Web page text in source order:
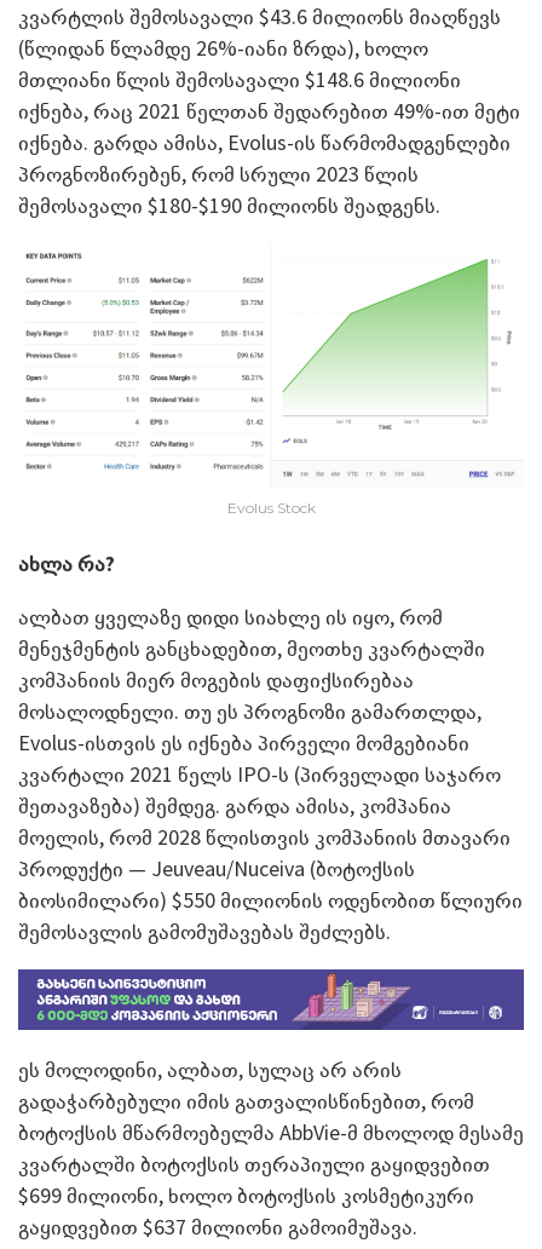
კვარტლის შემოსავალი $43.6 მილიონს მიაღწევს
(წლიდან წლამდე 26%-იანი ზრდა), ხოლო
მთლიანი წლის შემოსავალი $148.6 მილიონი
იქნება, რაც 2021 წელთან შედარებით 49%-ით მეტი
იქნება. გარდა ამისა, Evolus-ის წარმომადგენლები
პროგნოზირებენ, რომ სრული 2023 წლის
შემოსავალი $180-$190 მილიონს შეადგენს.
Evolus Stock
ახლა რა?
ალბათ ყველაზე დიდი სიახლე ის იყო, რომ
მენეჯმენტის განცხადებით, მეოთხე კვარტალში
კომპანიის მიერ მოგების დაფიქსირებაა
მოსალოდნელი. თუ ეს პროგნოზი გამართლდა,
Evolus-ისთვის ეს იქნება პირველი მომგებიანი
კვარტალი 2021 წელს IPO-ს (პირველადი საჯარო
შეთავაზება) შემდეგ. გარდა ამისა, კომპანია
მოელის, რომ 2028 წლისთვის კომპანიის მთავარი
პროდუქტი — Jeuveau/Nuceiva (ბოტოქსის
ბიოსიმილარი) $550 მილიონის ოდენობით წლიური
შემოსავლის გამომუშავებას შეძლებს.
ეს მოლოდინი, ალბათ, სულაც არ არის
გადაჭარბებული იმის გათვალისწინებით, რომ
ბოტოქსის მწარმოებელმა AbbVie-მ მხოლოდ მესამე
კვარტალში ბოტოქსის თერაპიული გაყიდვებით
$699 მილიონი, ხოლო ბოტოქსის კოსმეტიკური
გაყიდვებით $637 მილიონი გამოიმუშავა.